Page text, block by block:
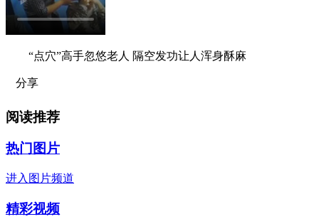
“点穴”高手忽悠老人 隔空发功让人浑身酥麻
分享
阅读推荐
热门图片
进入图片频道
精彩视频